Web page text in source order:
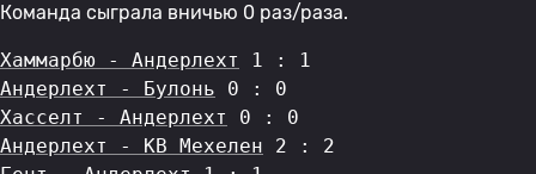
Команда сыграла вничью 0 раз/раза.
Хаммарбю - Андерлехт
1 : 1
Андерлехт - Булонь 0 : 0
Хасселт - Андерлехт
0 : 0
Андерлехт - КВ Мехелен 2 : 2